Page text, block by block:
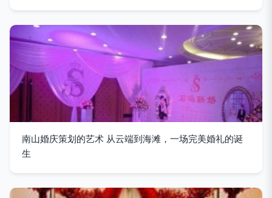
南山婚庆策划的艺术 从云端到海滩，一场完美婚礼的诞
生